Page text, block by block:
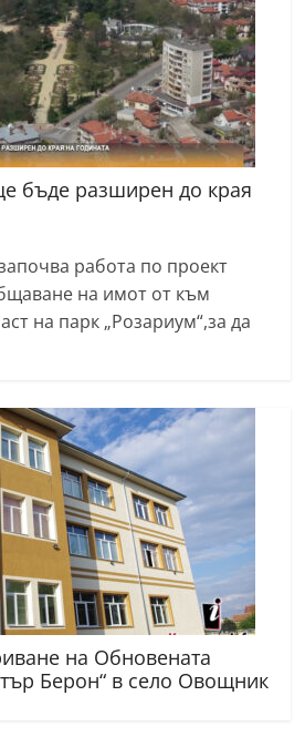
бъде разширен до края
работа по проект
на имот от към
на парк „Розариум“,за да
на Обновената
Берон“ в село Овощник